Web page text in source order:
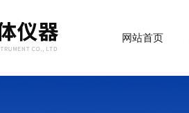
网站首页